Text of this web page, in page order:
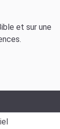
et sur une